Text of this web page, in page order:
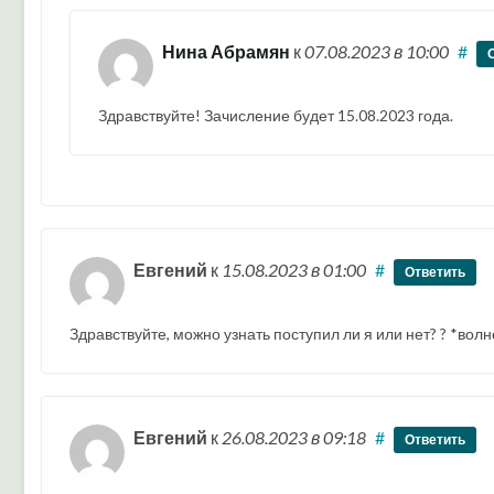
Нина Абрамян к07.08.2023в 10:00 #
Здравствуйте! Зачисление будет 15.08.2023 года.
Евгений к 15.08.2023в 01:00 # Ответить
Здравствуйте, можно узнать поступил ли я или нет? ?
Евгений к 26.08.2023в 09:18 # Ответить